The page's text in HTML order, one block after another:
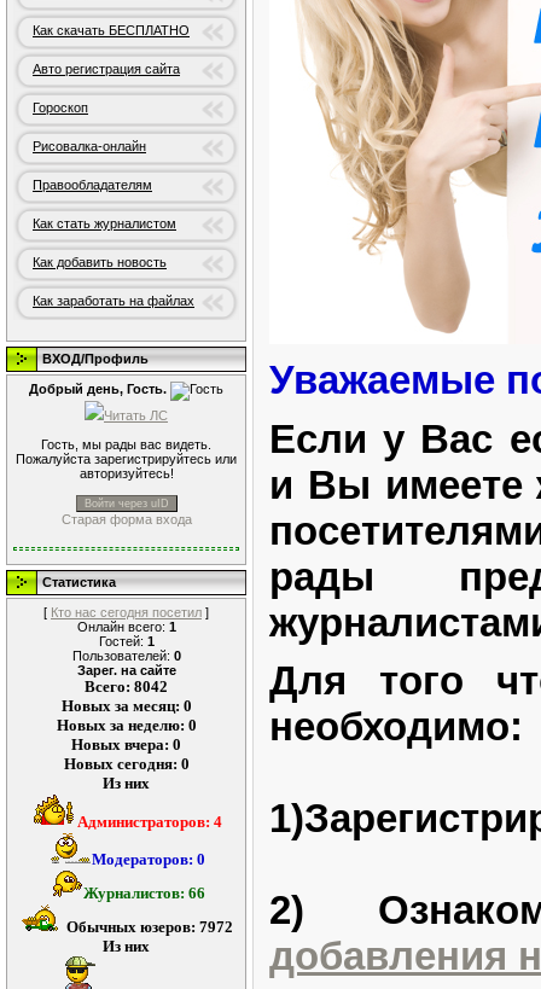
Как скачать БЕСПЛАТНО
Авто регистрация сайта
Гороскоп
Рисовалка-онлайн
Правообладателям
Как стать журналистом
Как добавить новость
Как заработать на файлах
ВХОД/Профиль
Добрый день, Гость.
Читать ЛС
Гость, мы рады вас видеть.
Пожалуйста зарегистрируйтесь или
авторизуйтесь!
Войти через uID
Старая форма входа
Статистика
[ Кто нас сегодня посетил ]
Онлайн всего: 1
Гостей: 1
Пользователей: 0
Зарег. на сайте
Всего: 8042
Новых за месяц: 0
Новых за неделю: 0
Новых вчера: 0
Новых сегодня: 0
Из них
Администраторов: 4
Модераторов: 0
Журналистов: 66
Обычных юзеров: 7972
Из них
Уважаемые
Если у Вас
и Вы имеете
рады
Для того
необходимо:
2)
добавления